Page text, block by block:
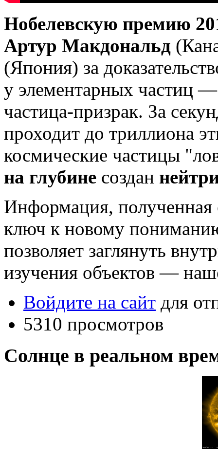
Нобелевскую премию
Артур Макдональд
(Япония) за
у элементарных частиц
частица-призрак. За
проходит до триллиона
космические частицы
на глубине создан
Информация, полученная
ключ к новому
позволяет заглянуть
изучения объектов —
Войдите на сайт для
5310 просмотров
Солнце в реальном